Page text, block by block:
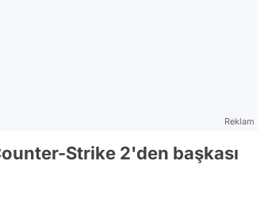
Reklam
Strike 2'den başkası